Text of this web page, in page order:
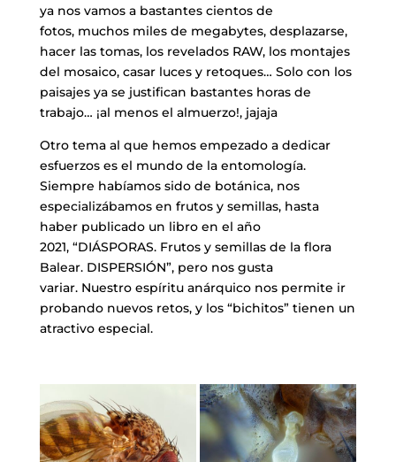
ya nos vamos a bastantes cientos de
fotos, muchos miles de megabytes, desplazarse,
hacer las tomas, los revelados RAW, los montajes
del mosaico, casar luces y retoques… Solo con los
paisajes ya se justifican bastantes horas de
trabajo… ¡al menos el almuerzo!, jajaja
Otro tema al que hemos empezado a dedicar
esfuerzos es el mundo de la entomología.
Siempre habíamos sido de botánica, nos
especializábamos en frutos y semillas, hasta
haber publicado un libro en el año
2021, “DIÁSPORAS. Frutos y semillas de la flora
Balear. DISPERSIÓN”, pero nos gusta
variar. Nuestro espíritu anárquico nos permite ir
probando nuevos retos, y los “bichitos” tienen un
atractivo especial.